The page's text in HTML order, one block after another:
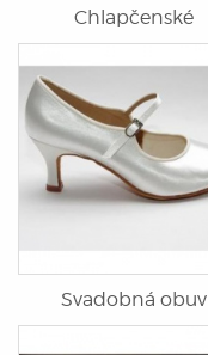
Chlapčenské
Svadobná obuv